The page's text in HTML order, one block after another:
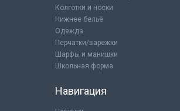
Колготки и носки
Нижнее бельё
Одежда
Перчатки/варежки
Шарфы и манишки
Школьная форма
Навигация